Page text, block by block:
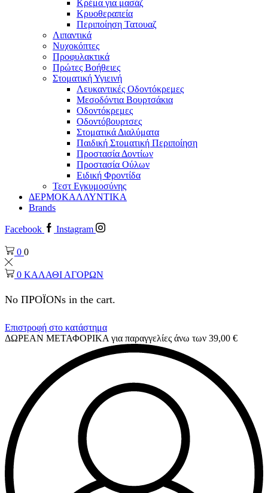
Κρέμα για μασάζ
Κρυοθεραπεία
Περιποίηση Τατουαζ
Λιπαντικά
Νυχοκόπτες
Προφυλακτικά
Πρώτες Βοήθειες
Στοματική Υγιεινή
Λευκαντικές Οδοντόκρεμες
Μεσοδόντια Βουρτσάκια
Οδοντόκρεμες
Οδοντόβουρτσες
Στοματικά Διαλύματα
Παιδική Στοματική Περιποίηση
Προστασία Δοντίων
Προστασία Ούλων
Ειδική Φροντίδα
Τεστ Εγκυμοσύνης
ΔΕΡΜΟΚΑΛΛΥΝΤΙΚΑ
Brands
Facebook Instagram
0 0
0 ΚΑΛΑΘΙ ΑΓΟΡΩΝ
No ΠΡΟΪΟΝs in the cart.
Επιστροφή στο κατάστημα
ΔΩΡΕΑΝ ΜΕΤΑΦΟΡΙΚΑ για παραγγελίες άνω των 39,00 €